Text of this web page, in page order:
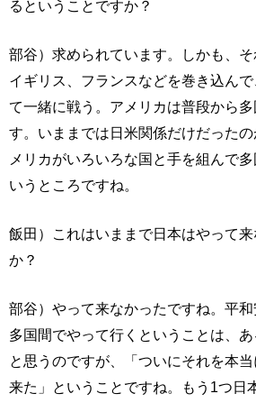
るということですか？
部谷）求められています。しかも、
イギリス、フランスなどを巻き込ん
て一緒に戦う。アメリカは普段から
す。いままでは日米関係だけだった
メリカがいろいろな国と手を組んで
いうところですね。
飯田）これはいままで日本はやって
か？
部谷）やって来なかったですね。平
多国間でやって行くということは、
と思うのですが、「ついにそれを本
来た」ということですね。もう1つ日